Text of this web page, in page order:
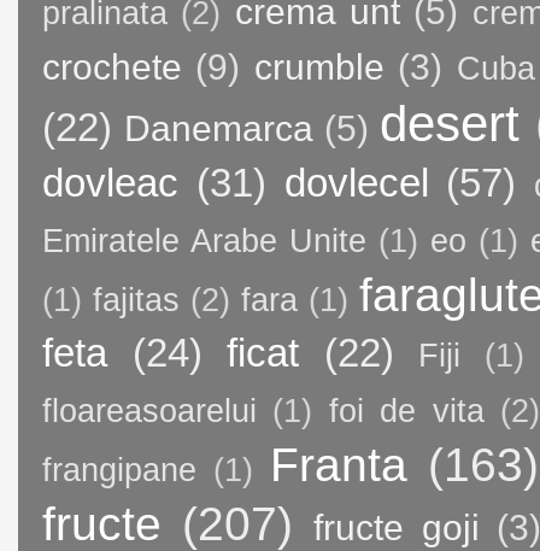
pralinata (2) crema unt (5)
crochete (9) crumble (3) Cuba
(22) Danemarca (5) desert
dovleac (31) dovlecel (57)
Emiratele Arabe Unite (1) eo (1)
(1) fajitas (2) fara (1)
feta (24) ficat (22) Fiji
(1)
floareasoarelui (1) foi de vita (2)
frangipane (1) Franta (163)
fructe (207) fructe goji (3)